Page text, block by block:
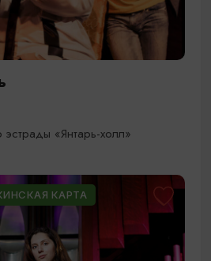
эстрады «Янтарь-холл»
КАРТА